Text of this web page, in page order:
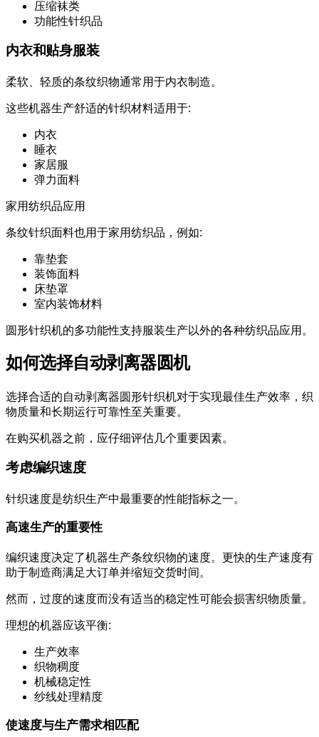
压缩袜类
功能性针织品
内衣和贴身服装
柔软、轻质的条纹织物通常用于内衣制造。
这些机器生产舒适的针织材料适用于:
内衣
睡衣
家居服
弹力面料
家用纺织品应用
条纹针织面料也用于家用纺织品，例如:
靠垫套
装饰面料
床垫罩
室内装饰材料
圆形针织机的多功能性支持服装生产以外的各种纺织品应用。
如何选择自动剥离器圆机
选择合适的自动剥离器圆形针织机对于实现最佳生产效率，织
物质量和长期运行可靠性至关重要。
在购买机器之前，应仔细评估几个重要因素。
考虑编织速度
针织速度是纺织生产中最重要的性能指标之一。
高速生产的重要性
编织速度决定了机器生产条纹织物的速度。更快的生产速度有
助于制造商满足大订单并缩短交货时间。
然而，过度的速度而没有适当的稳定性可能会损害织物质量。
理想的机器应该平衡:
生产效率
织物稠度
机械稳定性
纱线处理精度
使速度与生产需求相匹配